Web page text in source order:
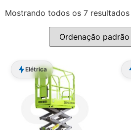
Mostrando todos os 7 resultados
Elétrica